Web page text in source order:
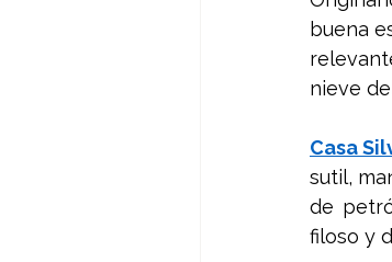
buena
nieve
Casa
sutil,
de
filoso y